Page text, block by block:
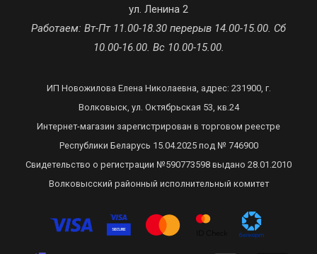
ул. Ленина 2
Работаем: Вт-Пт 11.00-18.30 перерыв 14.00-15.00. Сб
10.00-16.00. Вс 10.00-15.00.
ИП Новожилова Елена Николаевна, адрес: 231900, г.
Волковыск, ул. Октябрьская 53, кв.24
Интернет-магазин зарегистрирован в торговом реестре
Республики Беларусь 15.04.2025 под № 746900
Свидетельство о регистрации №590773598 выдано 28.01.2010
Волковысский районный исполнительный комитет